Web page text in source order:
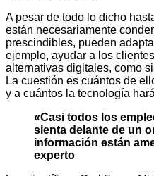
A pesar de todo lo dicho
están necesariamente
prescindibles, pueden
ejemplo, ayudar a los
alternativas digitales, como
La cuestión es cuántos de
y a cuántos la tecnología
«Casi todos los
sienta delante de un
información están
experto